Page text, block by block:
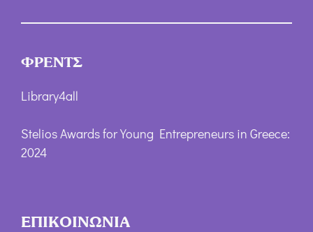
ΦΡΕΝΤΣ
Library4all
Stelios Awards for Young Entrepreneurs in Greece:
2024
ΕΠΙΚΟΙΝΩΝΙΑ